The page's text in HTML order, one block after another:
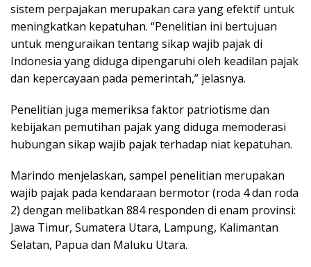
sistem perpajakan merupakan cara yang efektif untuk
meningkatkan kepatuhan. “Penelitian ini bertujuan
untuk menguraikan tentang sikap wajib pajak di
Indonesia yang diduga dipengaruhi oleh keadilan pajak
dan kepercayaan pada pemerintah,” jelasnya.
Penelitian juga memeriksa faktor patriotisme dan
kebijakan pemutihan pajak yang diduga memoderasi
hubungan sikap wajib pajak terhadap niat kepatuhan.
Marindo menjelaskan, sampel penelitian merupakan
wajib pajak pada kendaraan bermotor (roda 4 dan roda
2) dengan melibatkan 884 responden di enam provinsi:
Jawa Timur, Sumatera Utara, Lampung, Kalimantan
Selatan, Papua dan Maluku Utara.